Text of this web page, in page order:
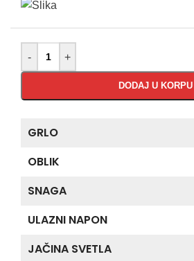
- +
DODAJ U KORPU
GRLO
OBLIK
SNAGA
ULAZNI NAPON
JAČINA SVETLA